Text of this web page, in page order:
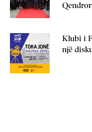
Klubi i
një